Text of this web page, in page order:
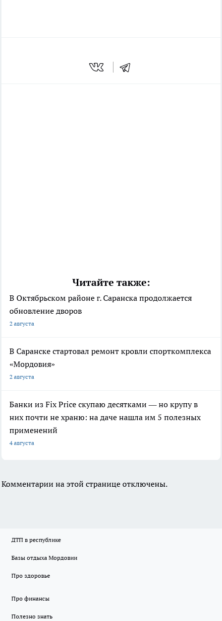
Читайте также:
В Октябрьском районе г. Саранска продолжается
обновление дворов
2 августа
В Саранске стартовал ремонт кровли спорткомплекса
«Мордовия»
2 августа
Банки из Fix Price скупаю десятками — но крупу в
них почти не храню: на даче нашла им 5 полезных
применений
4 августа
Комментарии на этой странице отключены.
ДТП в республике
Базы отдыха Мордовии
Про здоровье
Про финансы
Полезно знать